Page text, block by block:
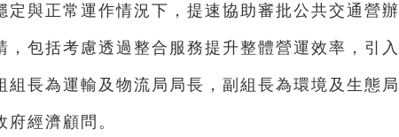
定與正常運作情況下，提速協助審批公共交通營辦
包括考慮透過整合服務提升整體營運效率，引入
長為運輸及物流局局長，副組長為環境及生態局
經濟顧問。